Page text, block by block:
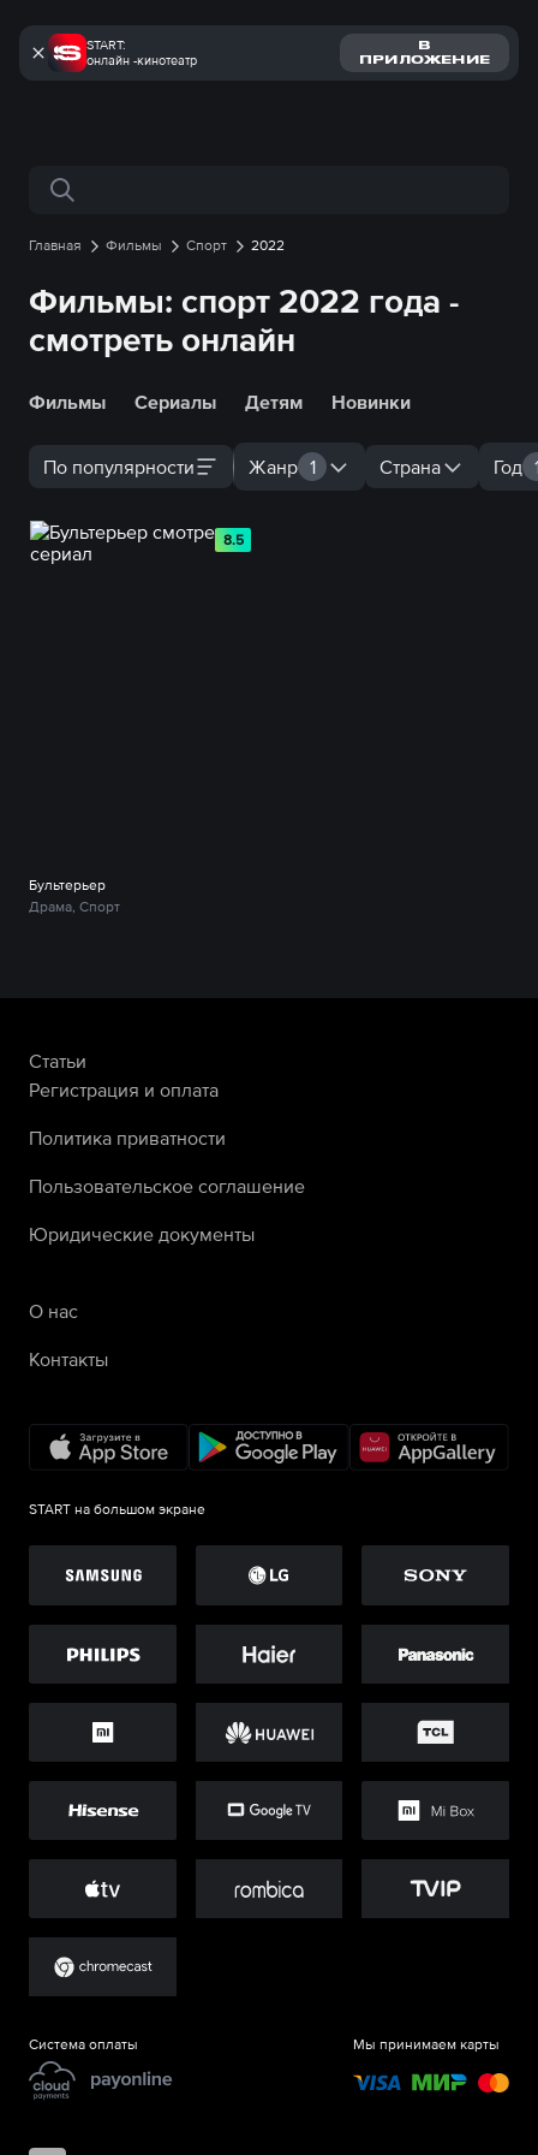
START:
онлайн -кинотеатр
В
ПРИЛОЖЕНИЕ
Поиск по сайту
Главная Фильмы Спорт 2022
Фильмы: спорт 2022 года -
смотреть онлайн
Фильмы Сериалы Детям Новинки
По популярности Жанр 1 Страна Год
8.5
Бультерьер
Драма, Спорт
Статьи
Регистрация и оплата
Политика приватности
Пользовательское соглашение
Юридические документы
О нас
Контакты
START на большом экране
Система оплаты Мы принимаем карты